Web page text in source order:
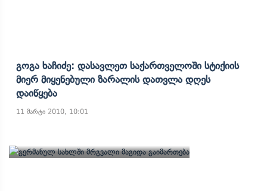
Გოგა Ხაჩიძე: Დასავლეთ Საქართველოში Სტიქიის
Მიერ Მიყენებული Ზარალის Დათვლა Დღეს
Დაიწყება
11 მარტი 2010, 10:01